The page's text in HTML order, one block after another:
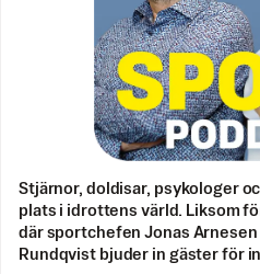
Stjärnor, doldisar, psykologer
plats i idrottens värld. Liksom
där sportchefen Jonas
Rundqvist bjuder in gäster för